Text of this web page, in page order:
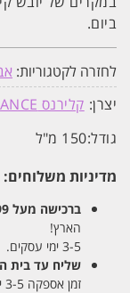
ביום.
לחזרה לקטגוריות:
יצרן: קלירנס CLEARANCE
גודל:150 מ"ל
מדיניות משלוחים:
ברכישה מעל 199 ש"ח
הארץ!
3-5 ימי עסקים.
שליח עד בית
זמן אספקה 3-5 ימי עסקים.